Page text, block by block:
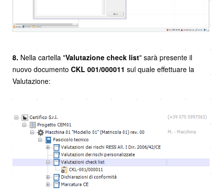
8. Nella cartella "Valutazione check list" sarà presente il
nuovo documento CKL 001/000011 sul quale effettuare la
Valutazione: